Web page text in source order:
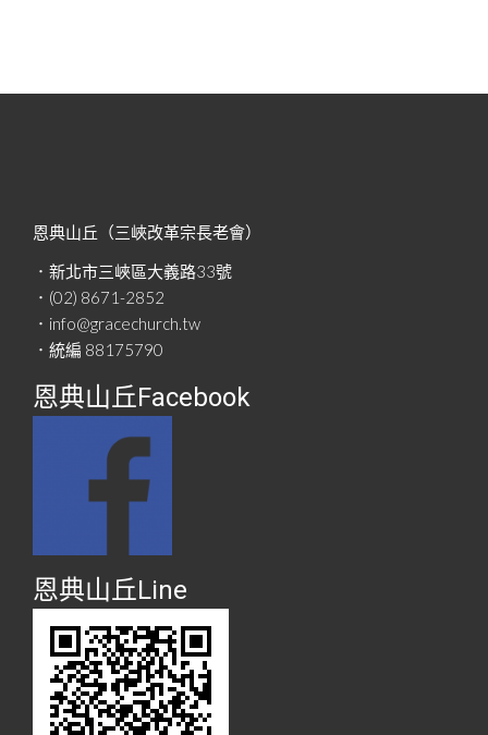
恩典山丘（三峽改革宗長老會）
．新北市三峽區大義路33號
．(02) 8671-2852
．info@gracechurch.tw
．統編 88175790
恩典山丘Facebook
恩典山丘Line